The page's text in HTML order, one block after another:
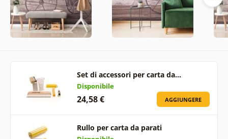
Set di accessori per carta da…
Disponibile
24,58 € AGGIUNGERE
Rullo per carta da parati